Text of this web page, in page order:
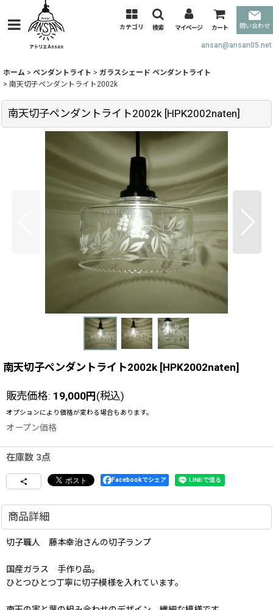
カテゴリ 検索 マイページ カート 問い合わせ
ansan@ansan05.net
ホーム > ペンダントライト > ガラスシェード ペンダントライト
> 南天切子ペンダントライト2002k
南天切子ペンダントライト2002k [HPK2002naten]
南天切子ペンダントライト2002k [HPK2002naten]
販売価格: 19,000円 (税込)
オプションにより価格が変わる場合もあります。
オープン価格
在庫数 3点
Facebookでシェア
商品詳細
切子職人 藤本幸治さんの切子ランプ
国産ガラス 手作り品。
ひとつひとつ丁寧に切子模様を入れています。